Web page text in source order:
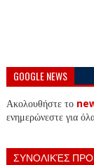
GOOGLE NEWS
Ακολουθήστε το
ενημερώνεστε για
ΣΥΝΟΛΙΚΈΣ